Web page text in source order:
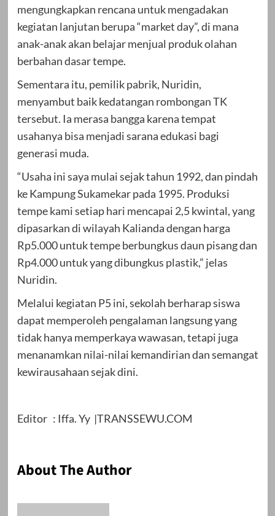
mengungkapkan rencana untuk mengadakan
kegiatan lanjutan berupa “market day”, di mana
anak-anak akan belajar menjual produk olahan
berbahan dasar tempe.
Sementara itu, pemilik pabrik, Nuridin,
menyambut baik kedatangan rombongan TK
tersebut. Ia merasa bangga karena tempat
usahanya bisa menjadi sarana edukasi bagi
generasi muda.
“Usaha ini saya mulai sejak tahun 1992, dan pindah
ke Kampung Sukamekar pada 1995. Produksi
tempe kami setiap hari mencapai 2,5 kwintal, yang
dipasarkan di wilayah Kalianda dengan harga
Rp5.000 untuk tempe berbungkus daun pisang dan
Rp4.000 untuk yang dibungkus plastik,” jelas
Nuridin.
Melalui kegiatan P5 ini, sekolah berharap siswa
dapat memperoleh pengalaman langsung yang
tidak hanya memperkaya wawasan, tetapi juga
menanamkan nilai-nilai kemandirian dan semangat
kewirausahaan sejak dini.
Editor : Iffa. Yy |TRANSSEWU.COM
About The Author